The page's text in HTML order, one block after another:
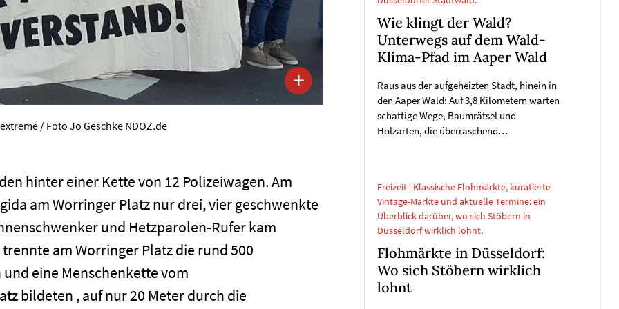
/ Foto Jo Geschke NDOZ.de
hinter einer Kette von 12 Polizeiwagen. Am
am Worringer Platz nur drei, vier geschwenkte
und Hetzparolen-Rufer kam
am Worringer Platz die rund 500
eine Menschenkette vom
bildeten , auf nur 20 Meter durch die
Wie klingt der Wald?
Unterwegs auf dem Wald-
Klima-Pfad im Aaper Wald
Raus aus der aufgeheizten Stadt, hinein in
den Aaper Wald: Auf 3,8 Kilometern warten
schattige Wege, Baumrätsel und
Holzarten, die überraschend…
Freizeit | Klassische Flohmärkte, kuratierte
Vintage-Märkte und aktuelle Termine: ein
Überblick darüber, wo sich Stöbern in
Düsseldorf wirklich lohnt.
Flohmärkte in Düsseldorf:
Wo sich Stöbern wirklich
lohnt